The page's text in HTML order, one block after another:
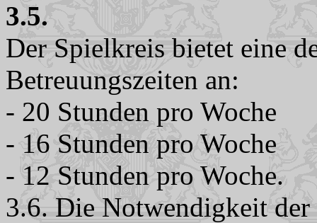
3.5.
Der Spielkreis bietet eine
Betreuungszeiten an:
- 20 Stunden pro Woche
- 16 Stunden pro Woche
- 12 Stunden pro Woche.
3.6. Die Notwendigkeit